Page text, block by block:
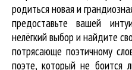
родиться новая и
предоставьте вашей
нелёгкий выбор и найдите
потрясающе поэтичному
поэте, который не боится